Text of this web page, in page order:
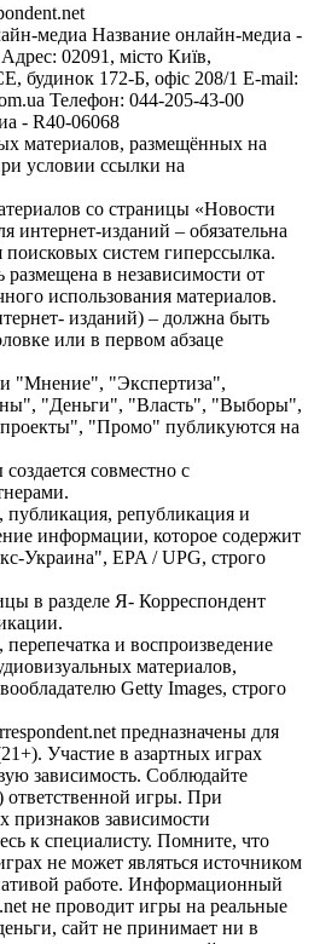
медиа Название онлайн-медиа -
02091, місто Київ,
172-Б, офіс 208/1 E-mail:
Телефон: 044-205-43-00
- R40-06068
материалов, размещённых на
условии ссылки на
со страницы «Новости
интернет-изданий – обязательна
поисковых систем гиперссылка.
в независимости от
использования материалов.
изданий) – должна быть
или в первом абзаце
"Мнение", "Экспертиза",
"Деньги", "Власть", "Выборы",
"Промо" публикуются на
совместно с
републикация и
информации, которое содержит
Украина", EPA / UPG, строго
в разделе Я- Корреспондент
и воспроизведение
материалов,
Getty Images, строго
предназначены для
Участие в азартных играх
зависимость. Соблюдайте
игры. При
признаков зависимости
к специалисту. Помните, что
не может являться источником
работе. Информационный
не проводит игры на реальные
сайт не принимает ни в